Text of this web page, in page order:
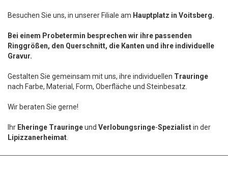
Besuchen Sie uns, in unserer Filiale am Hauptplatz in Voitsberg.
Bei einem Probetermin besprechen wir ihre passenden
Ringgrößen, den Querschnitt, die Kanten und ihre individuelle
Gravur.
Gestalten Sie gemeinsam mit uns, ihre individuellen Trauringe
nach Farbe, Material, Form, Oberfläche und Steinbesatz.
Wir beraten Sie gerne!
Ihr Eheringe Trauringeund Verlobungsringe-Spezialistin der
Lipizzanerheimat